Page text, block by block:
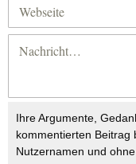
Ihre Argumente,
kommentierten Beitrag
Nutzernamen und